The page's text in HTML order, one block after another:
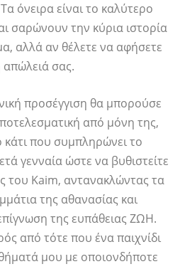
όνειρα είναι το καλύτερο
σαρώνουν την κύρια ιστορία
αλλά αν θέλετε να αφήσετε
απώλειά σας.
προσέγγιση θα μπορούσε
από μόνη της,
κάτι που συμπληρώνει το
γενναία ώστε να βυθιστείτε
του Kaim, αντανακλώντας τα
της αθανασίας και
της ευπάθειας ΖΩΗ.
από τότε που ένα παιχνίδι
μου με οποιονδήποτε